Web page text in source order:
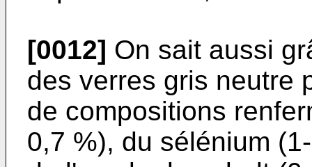
[0012] On sait aussi
des verres gris neutre
de compositions
0,7 %), du sélénium